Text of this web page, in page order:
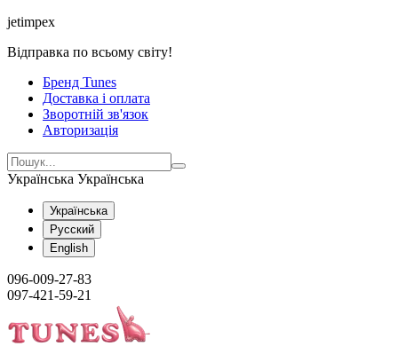
jetimpex
Відправка по всьому світу!
Бренд Tunes
Доставка і оплата
Зворотній зв'язок
Авторизація
Українська Українська
Українська
Русский
English
096-009-27-83
097-421-59-21